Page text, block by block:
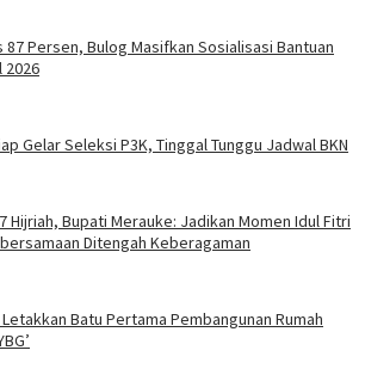
87 Persen, Bulog Masifkan Sosialisasi Bantuan
2026
Gelar Seleksi P3K, Tinggal Tunggu Jadwal BKN
Hijriah, Bupati Merauke: Jadikan Momen Idul Fitri
Ditengah Keberagaman
Batu Pertama Pembangunan Rumah